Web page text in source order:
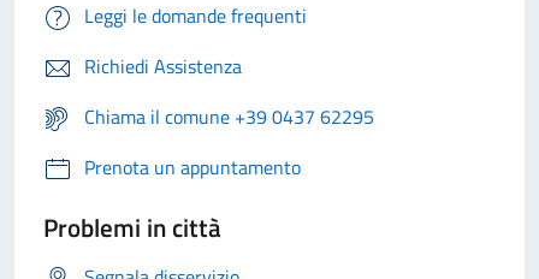
Leggi le domande frequenti
Richiedi Assistenza
Chiama il comune +39 0437 62295
Prenota un appuntamento
Problemi in città